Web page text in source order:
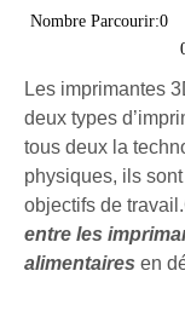
Nombre Parcourir:0
Les imprimantes
deux types
tous deux la
physiques, ils
objectifs de
entre les
alimentaires en